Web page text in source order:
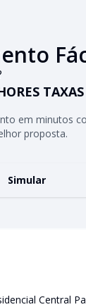
em minutos
proposta.
Simular
Central